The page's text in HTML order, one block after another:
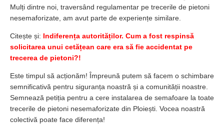
Mulți dintre noi, traversând regulamentar pe trecerile de pietoni
nesemaforizate, am avut parte de experiențe similare.
Citește și: Indiferența autorităților. Cum a fost respinsă
solicitarea unui cetățean care era să fie accidentat pe
trecerea de pietoni?!
Este timpul să acționăm! Împreună putem să facem o schimbare
semnificativă pentru siguranța noastră și a comunității noastre.
Semnează petiția pentru a cere instalarea de semafoare la toate
trecerile de pietoni nesemaforizate din Ploiești. Vocea noastră
colectivă poate face diferența!